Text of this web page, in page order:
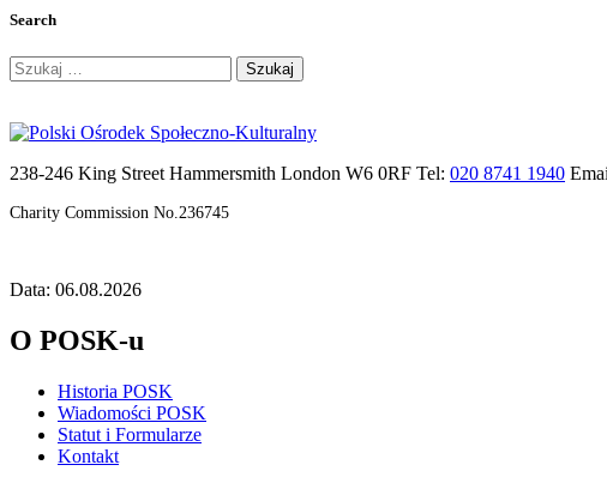
Search
Szukaj:
238-246 King Street Hammersmith London W6 0RF Tel: 020 8741 1940
Charity Commission No.236745
Data: 06.08.2026
O POSK-u
Historia POSK
Wiadomości POSK
Statut i Formularze
Kontakt